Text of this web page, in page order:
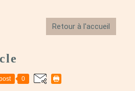
Retour à l'accueil
0